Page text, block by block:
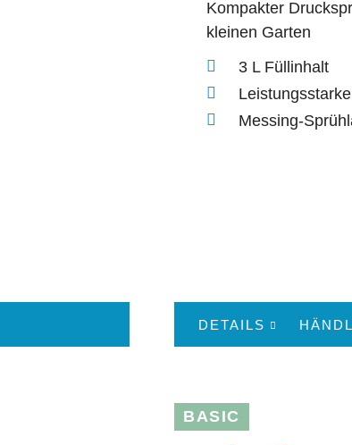
Kompakter
kleinen Garten
3 L Füllinhalt
Messing-
DETAILS
BASIC